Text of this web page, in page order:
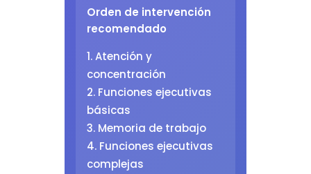
Orden de intervención
recomendado
Atención y
concentración
Funciones ejecutivas
básicas
Memoria de trabajo
Funciones ejecutivas
complejas